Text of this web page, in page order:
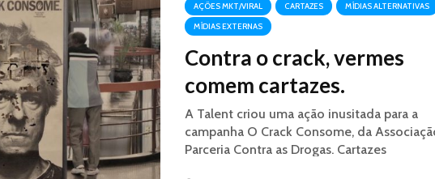
AÇÕES MKT/VIRAL CARTAZES
MÍDIAS ALTERNATIVAS
MÍDIAS EXTERNAS
Contra o crack, vermes
comem cartazes.
A Talent criou uma ação inusitada para a
campanha O Crack Consome, da
Parceria Contra as Drogas. Cartazes